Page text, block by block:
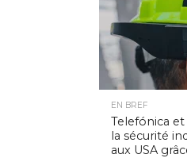
EN BREF
Telefónica
la sécurité
aux USA